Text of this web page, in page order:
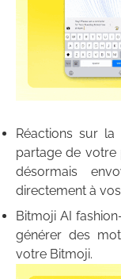
Réactions sur
partage de votre
désormais
directement à
Bitmoji AI
générer des
votre Bitmoji.